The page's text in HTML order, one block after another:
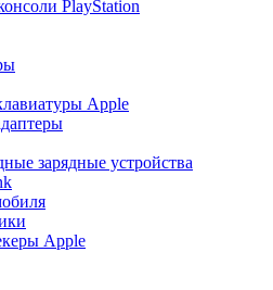
PlayStation
Apple
зарядные устройства
Apple